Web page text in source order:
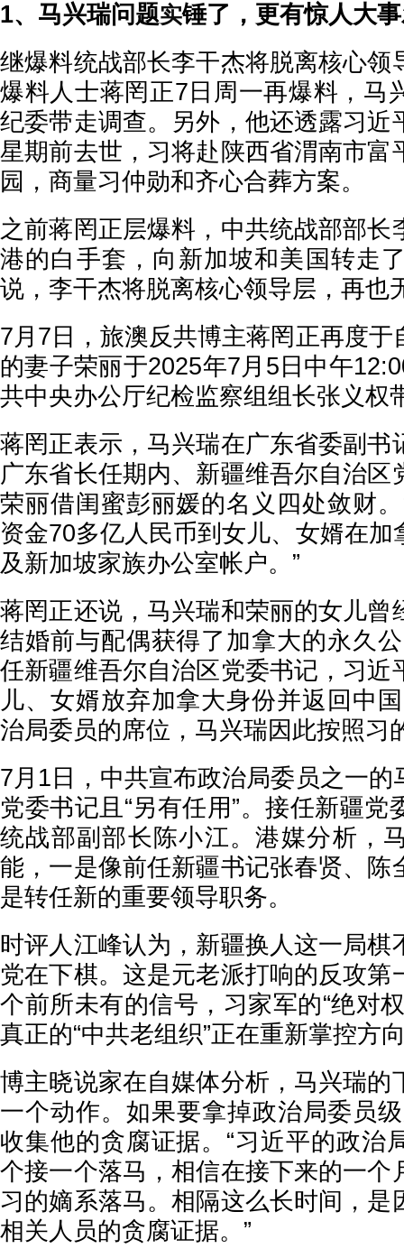
1、马兴瑞问题实锤了，更有惊人大
继爆料统战部长李干杰将脱离核心领
爆料人士蒋罔正7日周一再爆料，马
纪委带走调查。另外，他还透露习近
星期前去世，习将赴陕西省渭南市富
园，商量习仲勋和齐心合葬方案。
之前蒋罔正层爆料，中共统战部部长
港的白手套，向新加坡和美国转走
说，李干杰将脱离核心领导层，再也
7月7日，旅澳反共博主蒋罔正再度于
的妻子荣丽于2025年7月5日中午
共中央办公厅纪检监察组组长张义权
蒋罔正表示，马兴瑞在广东省委副书
广东省长任期内、新疆维吾尔自治区
荣丽借闺蜜彭丽媛的名义四处敛财
资金70多亿人民币到女儿、女婿在加
及新加坡家族办公室帐户。”
蒋罔正还说，马兴瑞和荣丽的女儿曾
结婚前与配偶获得了加拿大的永久
任新疆维吾尔自治区党委书记，习近
儿、女婿放弃加拿大身份并返回中
治局委员的席位，马兴瑞因此按照习
7月1日，中共宣布政治局委员之一的
党委书记且“另有任用”。接任新疆党
统战部副部长陈小江。港媒分析，
能，一是像前任新疆书记张春贤、陈
是转任新的重要领导职务。
时评人江峰认为，新疆换人这一局棋
党在下棋。这是元老派打响的反攻第
个前所未有的信号，习家军的“绝对
真正的“中共老组织”正在重新掌控方
博主晓说家在自媒体分析，马兴瑞的
一个动作。如果要拿掉政治局委员
收集他的贪腐证据。“习近平的政治
个接一个落马，相信在接下来的一个
习的嫡系落马。相隔这么长时间，是
相关人员的贪腐证据。”